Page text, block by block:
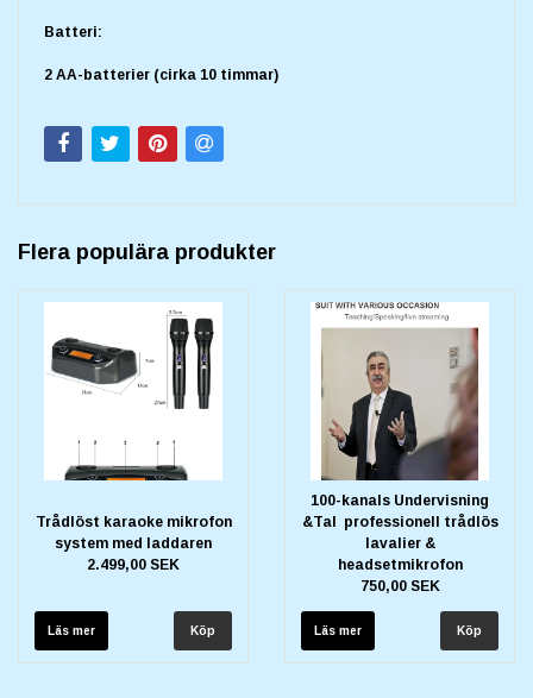
Batteri:
2 AA-batterier (cirka 10 timmar)
Flera populära produkter
Trådlöst karaoke mikrofon
system med laddaren
2.499,00 SEK
Läs mer
100-kanals Undervisning
&Tal professionell trådlös
lavalier &
headsetmikrofon
750,00 SEK
Läs mer